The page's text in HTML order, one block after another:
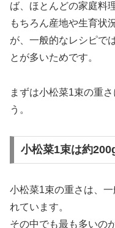
ば、ほとんどの家庭料
もちろん産地や生育状
が、一般的なレシピで
とが多いためです。
まずは小松菜1束の重
う。
小松菜1束は約
小松菜1束の重さは、一
れています。
その中でも最も多いの